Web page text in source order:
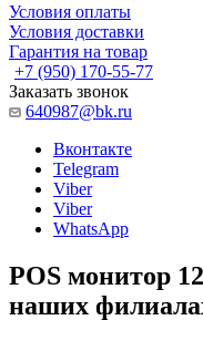
Условия оплаты
Условия доставки
Гарантия на товар
+7 (950) 170-55-77
Заказать звонок
640987@bk.ru
Вконтакте
Telegram
Viber
Viber
WhatsApp
POS монитор
наших